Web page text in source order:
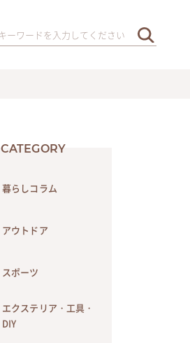
CATEGORY
暮らしコラム
アウトドア
スポーツ
エクステリア・工具・
DIY